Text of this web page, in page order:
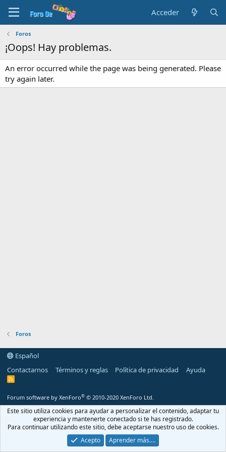
Acceder
Foros
¡Oops! Hay problemas.
An error occurred while the page was being generated. Please
try again later.
Foros
Español
Contactarnos
Términos y reglas Política de privacidad Ayuda
R
Forum software by XenForo® © 2010-2020 XenForo Ltd.
Este sitio utiliza cookies para ayudar a personalizar el contenido, adaptar tu
experiencia y mantenerte conectado si te has registrado.
Para continuar utilizando este sitio, debe aceptarse nuestro uso de cookies.
Acepto
Aprender más.…